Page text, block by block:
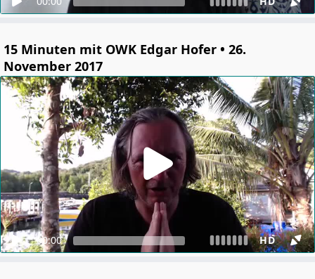
15 Minuten mit OWK Edgar Hofer • 26.
November 2017
00:00 HD